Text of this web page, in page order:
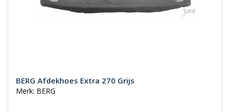
BERG Afdekhoes Extra 270 Grijs
Merk: BERG